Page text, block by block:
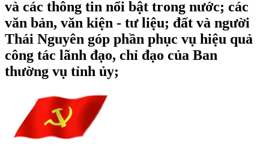
và các thông tin nổi bật trong nước; các
văn bản, văn kiện - tư liệu; đất và người
Thái Nguyên góp phần phục vụ hiệu quả
công tác lãnh đạo, chỉ đạo của Ban
thường vụ tỉnh ủy;